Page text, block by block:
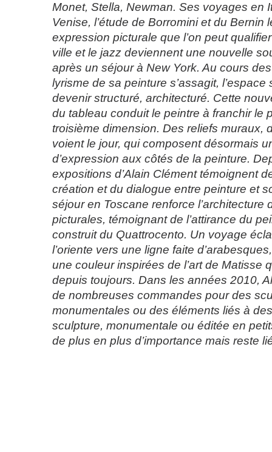
Monet, Stella, Newman. Ses voyages en
Venise, l’étude de Borromini et du Bernin
expression picturale que l’on peut
ville et le jazz deviennent une nouvelle
après un séjour à New York. Au cours
lyrisme de sa peinture s’assagit,
devenir structuré, architecturé. Cette
du tableau conduit le peintre à franchir le
troisième dimension. Des reliefs muraux,
voient le jour, qui composent désormais
d’expression aux côtés de la peinture.
expositions d’Alain Clément témoignent
création et du dialogue entre peinture et
séjour en Toscane renforce l’architecture
picturales, témoignant de l’attirance du
construit du Quattrocento. Un voyage
l’oriente vers une ligne faite
une couleur inspirées de l’art de Matisse
depuis toujours. Dans les années 2010,
de nombreuses commandes pour des
monumentales ou des éléments liés à
sculpture, monumentale ou éditée en
de plus en plus d’importance mais reste